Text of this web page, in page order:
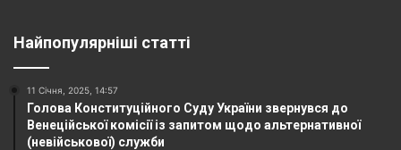
Найпопулярніші статті
11 Січня, 2025, 14:57
Голова Конституційного Суду України звернувся до
Венеційської комісії із запитом щодо альтернативної
(невійськової) служби